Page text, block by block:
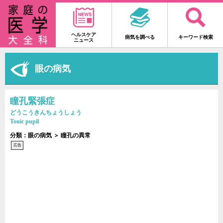
ヘルスケア
ニュース
病気を調べる キーワード検索
眼の病気
瞳孔緊張症
どうこうきんちょうしょう
Tonic pupil
分類：眼の病気 ＞ 瞳孔の異常
広告